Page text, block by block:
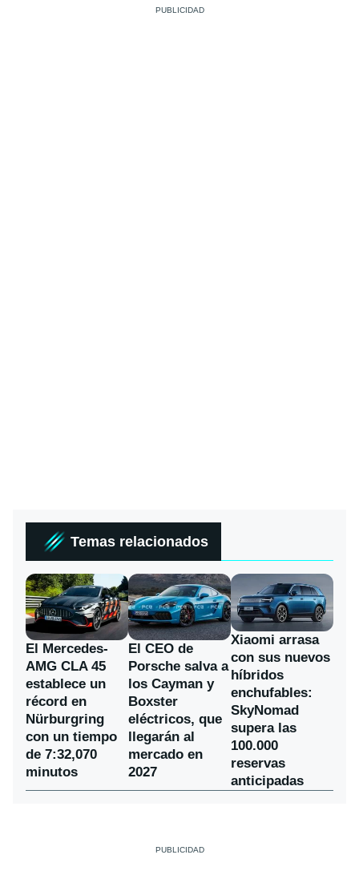
Temas relacionados
El Mercedes-
AMG CLA 45
establece un
récord en
Nürburgring
con un tiempo
de 7:32,070
minutos
El CEO de
Porsche salva a
los Cayman y
Boxster
eléctricos, que
llegarán al
mercado en
2027
Xiaomi arrasa
con sus nuevos
híbridos
enchufables:
SkyNomad
supera las
100.000
reservas
anticipadas